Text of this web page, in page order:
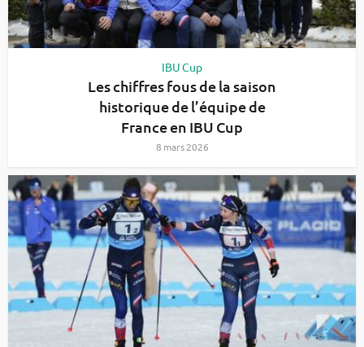
IBU Cup
Les chiffres fous de la saison
historique de l’équipe de
France en IBU Cup
8 mars 2026